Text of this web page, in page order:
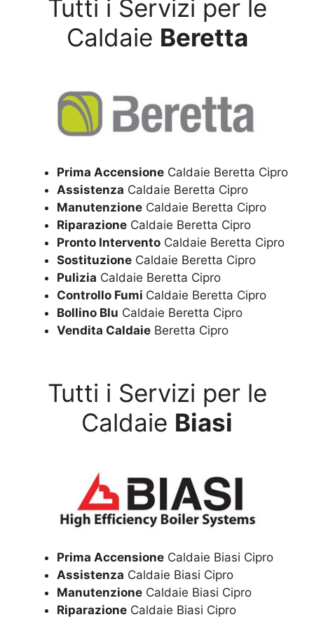
Tutti i Servizi per le
Caldaie Beretta
Prima Accensione Caldaie Beretta Cipro
Assistenza Caldaie Beretta Cipro
Manutenzione Caldaie Beretta Cipro
Riparazione Caldaie Beretta Cipro
Pronto Intervento Caldaie Beretta Cipro
Sostituzione Caldaie Beretta Cipro
Pulizia Caldaie Beretta Cipro
Controllo Fumi Caldaie Beretta Cipro
Bollino Blu Caldaie Beretta Cipro
Vendita Caldaie Beretta Cipro
Tutti i Servizi per le
Caldaie Biasi
Prima Accensione Caldaie Biasi Cipro
Assistenza Caldaie Biasi Cipro
Manutenzione Caldaie Biasi Cipro
Riparazione Caldaie Biasi Cipro